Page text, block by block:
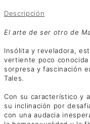
Descripción
El arte de ser otro de
Insólita y reveladora,
vertiente poco
sorpresa y fascinación
Tales.
Con su característico y
su inclinación por
con una audacia